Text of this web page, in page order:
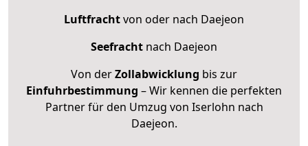
Luftfrachtvon oder nach Daejeon
Seefracht nach Daejeon
Von derZollabwicklung bis zur
Einfuhrbestimmung – Wir kennen die perfekten
Partner für den Umzug von Iserlohn nach
Daejeon.